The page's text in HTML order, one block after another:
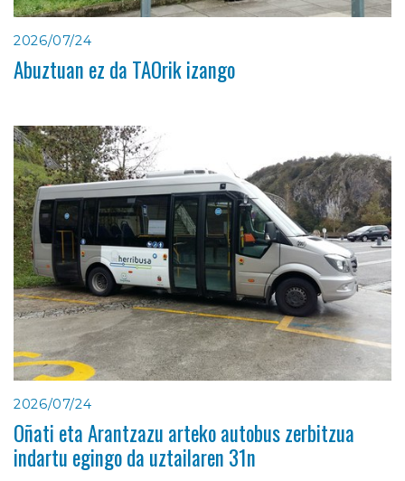
2026/07/24
Abuztuan ez da TAOrik izango
2026/07/24
Oñati eta Arantzazu arteko autobus zerbitzua
indartu egingo da uztailaren 31n